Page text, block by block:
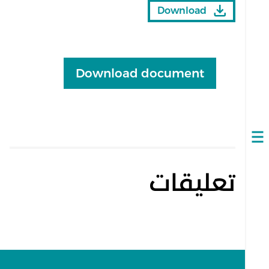
Open
Download
Download document
تعليقات